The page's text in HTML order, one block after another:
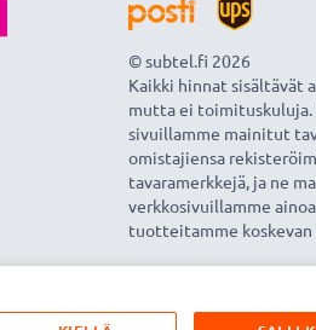
© subtel.fi 2026
Kaikki hinnat sisältävät
mutta ei toimituskuluja.
sivuillamme mainitut
omistajiensa
tavaramerkkejä, ja ne
verkkosivuillamme
tuotteitamme koskevan